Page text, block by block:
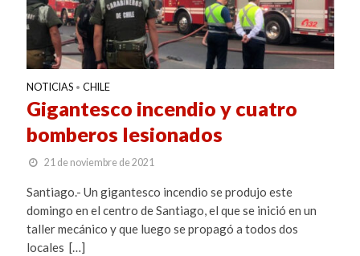
NOTICIAS • CHILE
Gigantesco incendio y cuatro
bomberos lesionados
21 de noviembre de 2021
Santiago.- Un gigantesco incendio se produjo este
domingo en el centro de Santiago, el que se inició en un
taller mecánico y que luego se propagó a todos dos
locales […]